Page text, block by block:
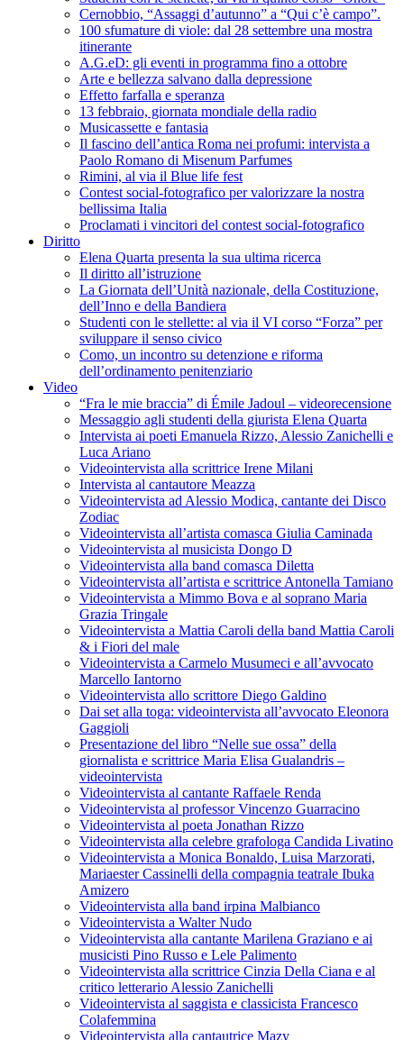
Cernobbio, “Assaggi d’autunno” a “Qui c’è campo”.
100 sfumature di viole: dal 28 settembre una mostra
itinerante
A.G.eD: gli eventi in programma fino a ottobre
Arte e bellezza salvano dalla depressione
Effetto farfalla e speranza
13 febbraio, giornata mondiale della radio
Musicassette e fantasia
Il fascino dell’antica Roma nei profumi: intervista a
Paolo Romano di Misenum Parfumes
Rimini, al via il Blue life fest
Contest social-fotografico per valorizzare la nostra
bellissima Italia
Proclamati i vincitori del contest social-fotografico
Diritto
Elena Quarta presenta la sua ultima ricerca
Il diritto all’istruzione
La Giornata dell’Unità nazionale, della Costituzione,
dell’Inno e della Bandiera
Studenti con le stellette: al via il VI corso “Forza” per
sviluppare il senso civico
Como, un incontro su detenzione e riforma
dell’ordinamento penitenziario
Video
“Fra le mie braccia” di Émile Jadoul – videorecensione
Messaggio agli studenti della giurista Elena Quarta
Intervista ai poeti Emanuela Rizzo, Alessio Zanichelli e
Luca Ariano
Videointervista alla scrittrice Irene Milani
Intervista al cantautore Meazza
Videointervista ad Alessio Modica, cantante dei Disco
Zodiac
Videointervista all’artista comasca Giulia Caminada
Videointervista al musicista Dongo D
Videointervista alla band comasca Diletta
Videointervista all’artista e scrittrice Antonella Tamiano
Videointervista a Mimmo Bova e al soprano Maria
Grazia Tringale
Videointervista a Mattia Caroli della band Mattia Caroli
& i Fiori del male
Videointervista a Carmelo Musumeci e all’avvocato
Marcello Iantorno
Videointervista allo scrittore Diego Galdino
Dai set alla toga: videointervista all’avvocato Eleonora
Gaggioli
Presentazione del libro “Nelle sue ossa” della
giornalista e scrittrice Maria Elisa Gualandris –
videointervista
Videointervista al cantante Raffaele Renda
Videointervista al professor Vincenzo Guarracino
Videointervista al poeta Jonathan Rizzo
Videointervista alla celebre grafologa Candida Livatino
Videointervista a Monica Bonaldo, Luisa Marzorati,
Mariaester Cassinelli della compagnia teatrale Ibuka
Amizero
Videointervista alla band irpina Malbianco
Videointervista a Walter Nudo
Videointervista alla cantante Marilena Graziano e ai
musicisti Pino Russo e Lele Palimento
Videointervista alla scrittrice Cinzia Della Ciana e al
critico letterario Alessio Zanichelli
Videointervista al saggista e classicista Francesco
Colafemmina
Videointervista alla cantautrice Mazy